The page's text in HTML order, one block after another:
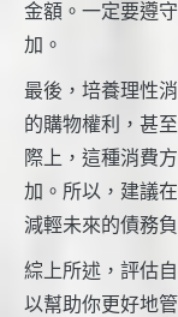
金額。一定要遵
加。
最後，培養理性
的購物權利，甚
際上，這種消費
加。所以，建議
減輕未來的債務負
綜上所述，評估
以幫助你更好地